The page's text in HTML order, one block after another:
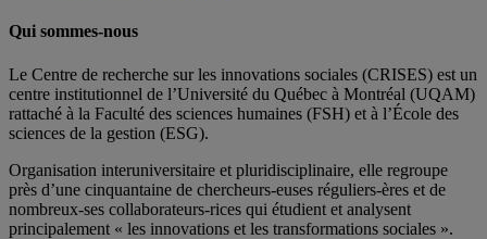
Qui sommes-nous
Le Centre de recherche sur les innovations sociales (CRISES) est un
centre institutionnel de l’Université du Québec à Montréal (UQAM)
rattaché à la Faculté des sciences humaines (FSH) et à l’École des
sciences de la gestion (ESG).
Organisation interuniversitaire et pluridisciplinaire, elle regroupe
près d’une cinquantaine de chercheurs-euses réguliers-ères et de
nombreux-ses collaborateurs-rices qui étudient et analysent
principalement « les innovations et les transformations sociales ».